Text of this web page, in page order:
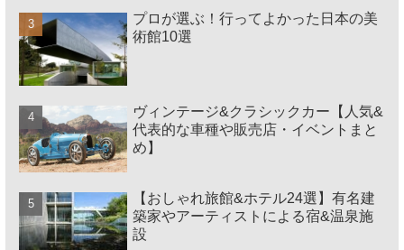
プロが選ぶ！行ってよかった日本の美
術館10選
ヴィンテージ&クラシックカー【人気&
代表的な車種や販売店・イベントまと
め】
【おしゃれ旅館&ホテル24選】有名建
築家やアーティストによる宿&温泉施
設